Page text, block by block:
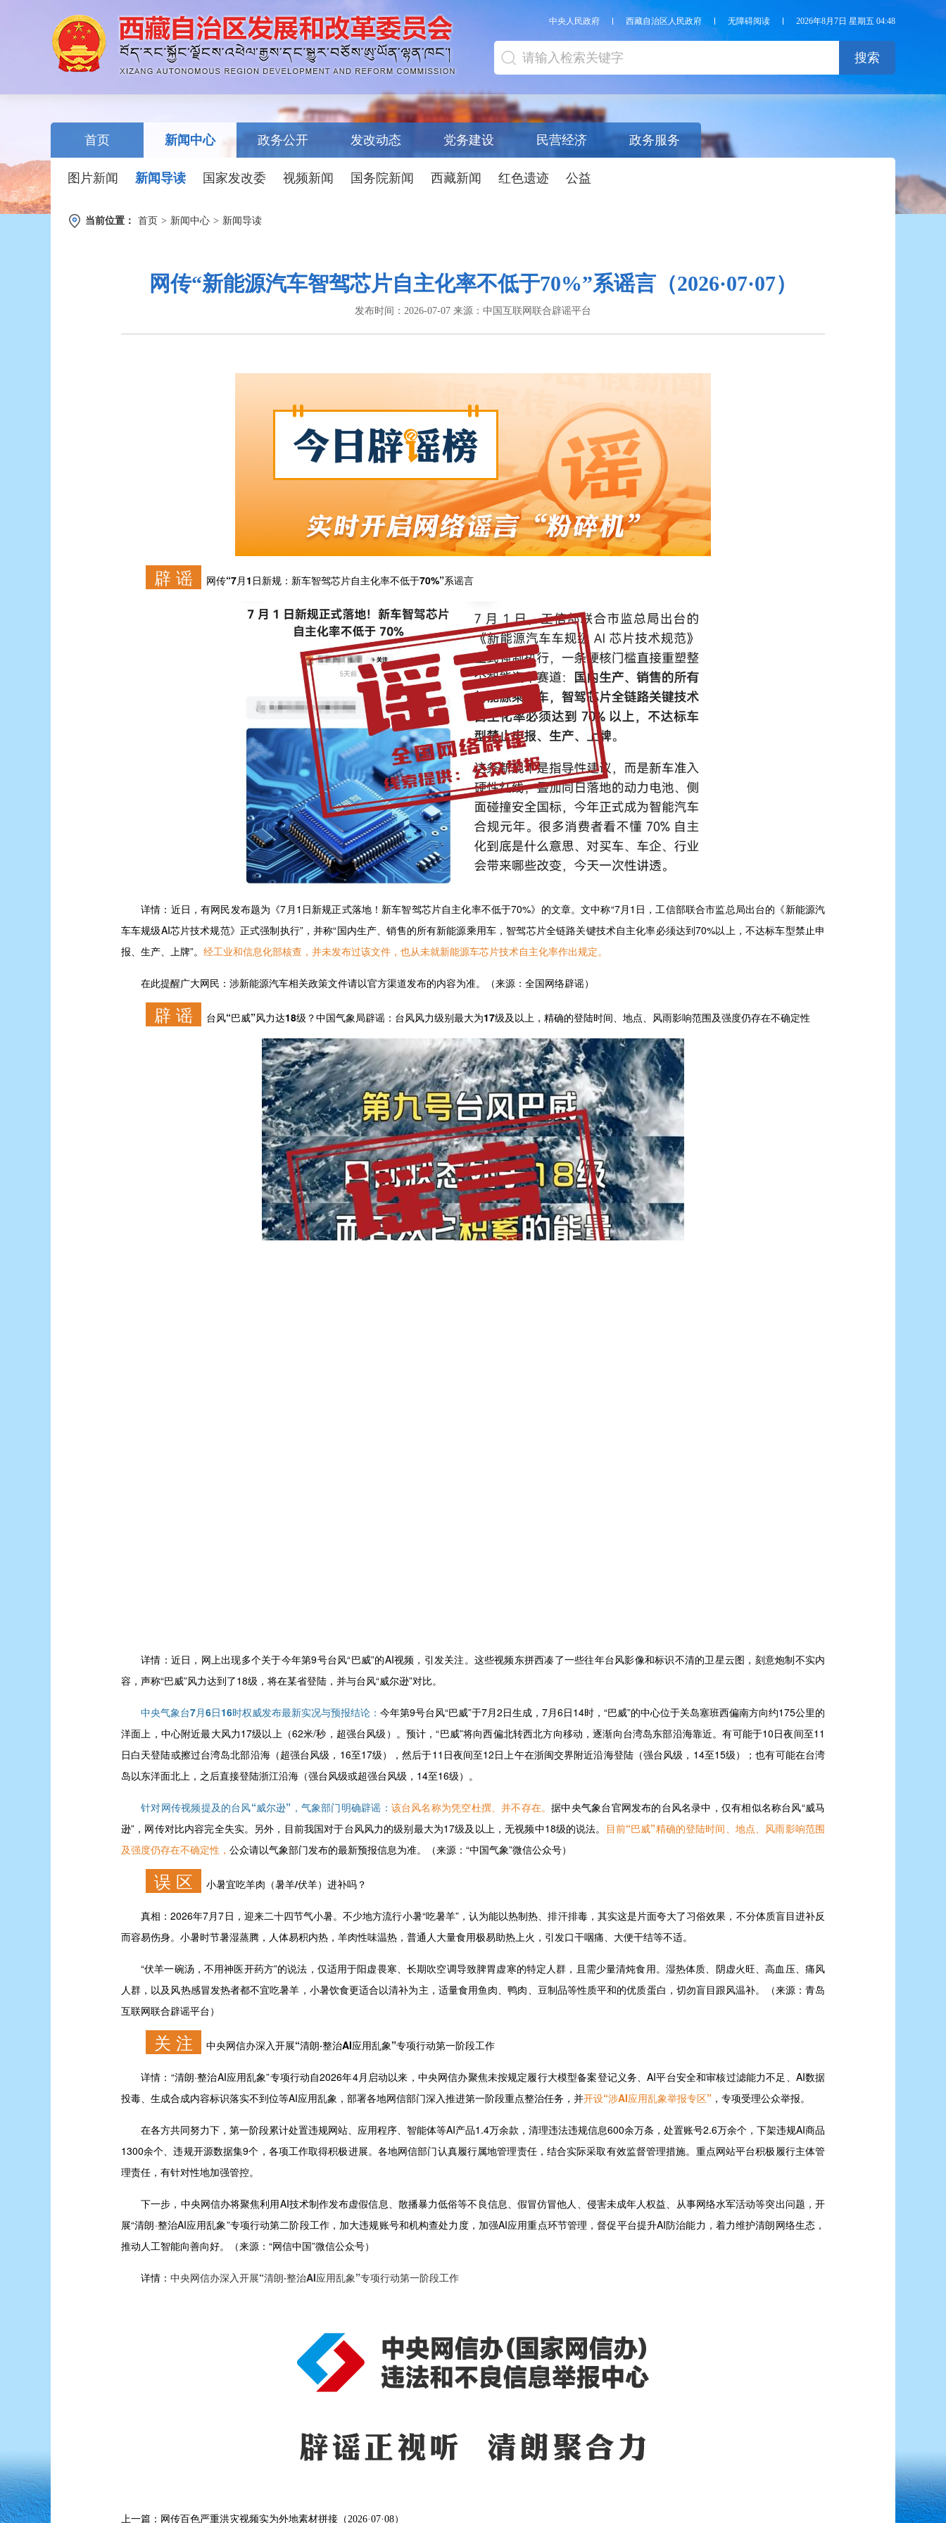
中央人民政府 西藏自治区人民政府 无障碍阅读 2026年8月7日 星期五 04:48
搜索
首页 新闻中心
图片新闻 新闻导读 国家发改委 视频新闻 国务院新闻 西藏新闻 红色遗迹 公益
政务公开 发改动态 党务建设 民营经济 政务服务
当前位置： 首页 > 新闻中心 > 新闻导读
网传“新能源汽车智驾芯片自主化率不低于70%”系谣言（2026·07·07）
发布时间： 2026-07-07 来源： 中国互联网联合辟谣平台
辟 谣 网传“7月1日新规：新车智驾芯片自主化率不低于70%”系谣言
详情： 近日，有网民发布题为《7月1日新规正式落地！新车智驾芯片自主化率不低于70%》的文章。文中称“7月1日，工信部联合市监总局出台的《新能源汽
车车规级AI芯片技术规范》正式强制执行”，并称“国内生产、销售的所有新能源乘用车，智驾芯片全链路关键技术自主化率必须达到70%以上，不达标车型禁止申
报、生产、上牌”。 经工业和信息化部核查，并未发布过该文件，也从未就新能源车芯片技术自主化率作出规定。
在此提醒广大网民：涉新能源汽车相关政策文件请以官方渠道发布的内容为准。（来源：全国网络辟谣）
辟 谣 台风“巴威”风力达18级？中国气象局辟谣：台风风力级别最大为17级及以上，精确的登陆时间、地点、风雨影响范围及强度仍存在不确定性
详情： 近日，网上出现多个关于今年第9号台风“巴威”的AI视频，引发关注。这些视频东拼西凑了一些往年台风影像和标识不清的卫星云图，刻意炮制不实内
容，声称“巴威”风力达到了18级，将在某省登陆，并与台风“威尔逊”对比。
中央气象台7月6日16时权威发布最新实况与预报结论： 今年第9号台风“巴威”于7月2日生成，7月6日14时，“巴威”的中心位于关岛塞班西偏南方向约175公里的
洋面上，中心附近最大风力17级以上（62米/秒，超强台风级）。预计，“巴威”将向西偏北转西北方向移动，逐渐向台湾岛东部沿海靠近。有可能于10日夜间至11
日白天登陆或擦过台湾岛北部沿海（超强台风级，16至17级），然后于11日夜间至12日上午在浙闽交界附近沿海登陆（强台风级，14至15级）；也有可能在台湾
岛以东洋面北上，之后直接登陆浙江沿海（强台风级或超强台风级，14至16级）。
针对网传视频提及的台风“威尔逊”，气象部门明确辟谣： 该台风名称为凭空杜撰、并不存在。据中央气象台官网发布的台风名录中，仅有相似名称台风“威马
逊”，网传对比内容完全失实。另外，目前我国对于台风风力的级别最大为17级及以上，无视频中18级的说法。 目前“巴威”精确的登陆时间、地点、风雨影响范围
及强度仍存在不确定性， 公众请以气象部门发布的最新预报信息为准。（来源：“中国气象”微信公众号）
误 区 小暑宜吃羊肉（暑羊/伏羊）进补吗？
真相：2026年7月7日，迎来二十四节气小暑。不少地方流行小暑“吃暑羊”，认为能以热制热、排汗排毒，其实这是片面夸大了习俗效果，不分体质盲目进补反
而容易伤身。小暑时节暑湿蒸腾，人体易积内热，羊肉性味温热，普通人大量食用极易助热上火，引发口干咽痛、大便干结等不适。
“伏羊一碗汤，不用神医开药方”的说法，仅适用于阳虚畏寒、长期吹空调导致脾胃虚寒的特定人群，且需少量清炖食用。湿热体质、阴虚火旺、高血压、痛风
人群，以及风热感冒发热者都不宜吃暑羊，小暑饮食更适合以清补为主，适量食用鱼肉、鸭肉、豆制品等性质平和的优质蛋白，切勿盲目跟风温补。（来源：青岛
互联网联合辟谣平台）
关 注 中央网信办深入开展“清朗·整治AI应用乱象”专项行动第一阶段工作
详情： “清朗·整治AI应用乱象”专项行动自2026年4月启动以来，中央网信办聚焦未按规定履行大模型备案登记义务、AI平台安全和审核过滤能力不足、AI数据
投毒、生成合成内容标识落实不到位等AI应用乱象，部署各地网信部门深入推进第一阶段重点整治任务，并开设“涉AI应用乱象举报专区” ，专项受理公众举报。
在各方共同努力下，第一阶段累计处置违规网站、应用程序、智能体等AI产品1.4万余款，清理违法违规信息600余万条，处置账号2.6万余个，下架违规AI商品
1300余个、违规开源数据集9个，各项工作取得积极进展。各地网信部门认真履行属地管理责任，结合实际采取有效监督管理措施。重点网站平台积极履行主体管
理责任，有针对性地加强管控。
下一步，中央网信办将聚焦利用AI技术制作发布虚假信息、散播暴力低俗等不良信息、假冒仿冒他人、侵害未成年人权益、从事网络水军活动等突出问题，开
展“清朗·整治AI应用乱象”专项行动第二阶段工作，加大违规账号和机构查处力度，加强AI应用重点环节管理，督促平台提升AI防治能力，着力维护清朗网络生态，
推动人工智能向善向好。（来源：“网信中国”微信公众号）
详情： 中央网信办深入开展“清朗·整治AI应用乱象”专项行动第一阶段工作
上一篇：网传百色严重洪灾视频实为外地素材拼接（2026·07·08）